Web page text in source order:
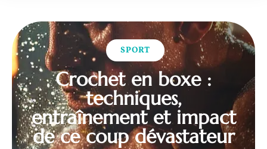
SPORT
Crochet en boxe :
techniques,
entraînement et impact
de ce coup dévastateur